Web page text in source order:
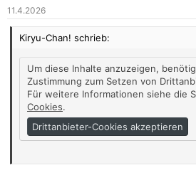
e
n
11.4.2026
Kiryu-Chan! schrieb:
Um diese Inhalte anzuzeigen,
Zustimmung zum Setzen von
Für weitere Informationen siehe die
Cookies.
Drittanbieter-Cookies akzeptieren
Link: https://youtu.be/9nrmJSgqYTI?si=wbII4w-